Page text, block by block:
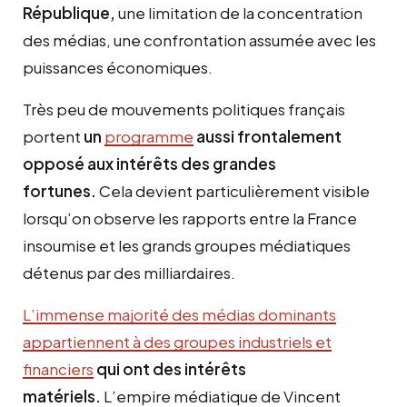
République, une limitation de la concentration
des médias, une confrontation assumée avec les
puissances économiques.
Très peu de mouvements politiques français
portent un programme aussi frontalement
opposé aux intérêts des grandes
fortunes. Cela devient particulièrement visible
lorsqu’on observe les rapports entre la France
insoumise et les grands groupes médiatiques
détenus par des milliardaires.
L’immense majorité des médias dominants
appartiennent à des groupes industriels et
financiers qui ont des intérêts
matériels. L’empire médiatique de Vincent